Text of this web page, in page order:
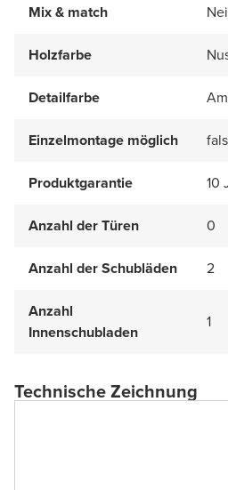
Mix & match
Holzfarbe
Detailfarbe
Einzelmontage möglich
Produktgarantie 10
Anzahl der Türen 0
Anzahl der Schubläden 2
Anzahl
Innenschubladen
1
Technische Zeichnung